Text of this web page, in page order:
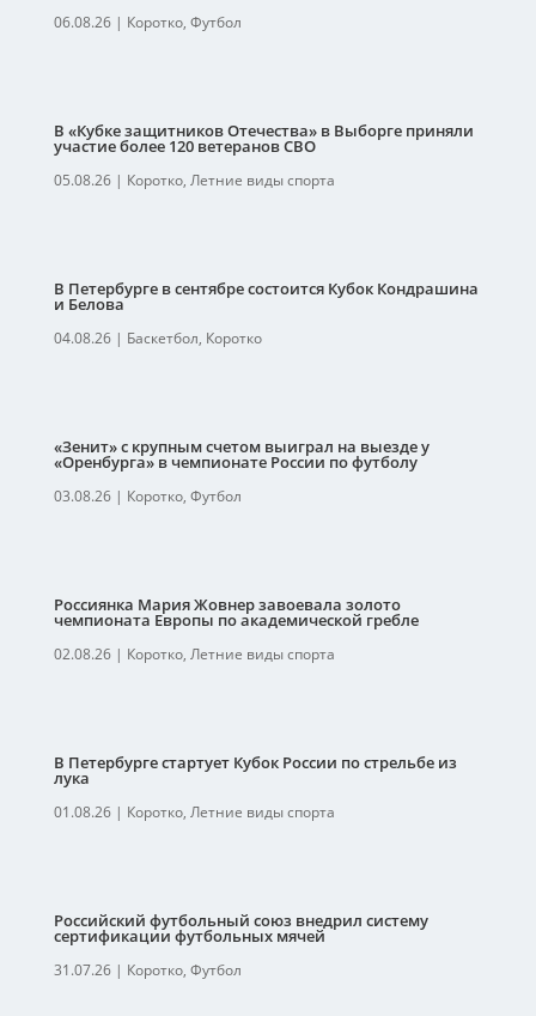
06.08.26| Коротко, Футбол
В «Кубке защитников Отечества» в Выборге приняли
участие более 120 ветеранов СВО
05.08.26| Коротко, Летние виды спорта
В Петербурге в сентябре состоится Кубок Кондрашина
и Белова
04.08.26| Баскетбол, Коротко
«Зенит» с крупным счетом выиграл на выезде у
«Оренбурга» в чемпионате России по футболу
03.08.26| Коротко, Футбол
Россиянка Мария Жовнер завоевала золото
чемпионата Европы по академической гребле
02.08.26| Коротко, Летние виды спорта
В Петербурге стартует Кубок России по стрельбе из
лука
01.08.26| Коротко, Летние виды спорта
Российский футбольный союз внедрил систему
сертификации футбольных мячей
31.07.26| Коротко, Футбол